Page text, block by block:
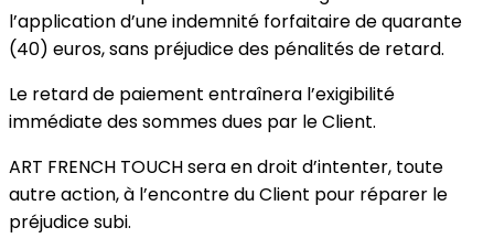
l’application d’une indemnité forfaitaire de quarante
(40) euros, sans préjudice des pénalités de retard.
Le retard de paiement entraînera l’exigibilité
immédiate des sommes dues par le Client.
ART FRENCH TOUCH sera en droit d’intenter, toute
autre action, à l’encontre du Client pour réparer le
préjudice subi.